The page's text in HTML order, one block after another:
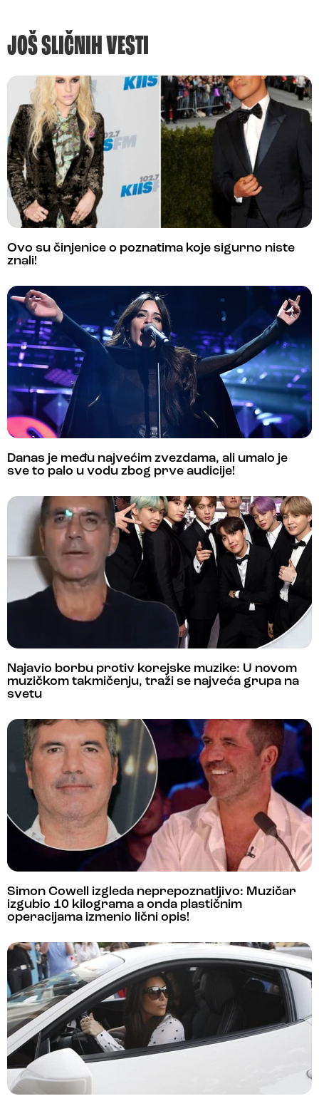
JOŠ SLIČNIH VESTI
Ovo su činjenice o poznatima koje sigurno niste
znali!
Danas je među najvećim zvezdama, ali umalo je
sve to palo u vodu zbog prve audicije!
Najavio borbu protiv korejske muzike: U novom
muzičkom takmičenju, traži se najveća grupa na
svetu
Simon Cowell izgleda neprepoznatljivo: Muzičar
izgubio 10 kilograma a onda plastičnim
operacijama izmenio lični opis!